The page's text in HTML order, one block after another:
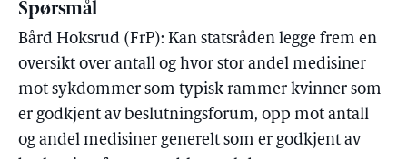
Spørsmål
Bård Hoksrud (FrP): Kan statsråden legge frem en
oversikt over antall og hvor stor andel medisiner
mot sykdommer som typisk rammer kvinner som
er godkjent av beslutningsforum, opp mot antall
og andel medisiner generelt som er godkjent av